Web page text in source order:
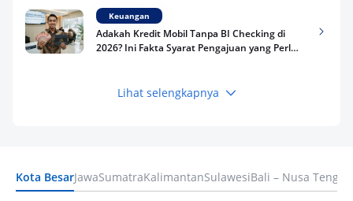
Keuangan
Adakah Kredit Mobil Tanpa BI Checking di
2026? Ini Fakta Syarat Pengajuan yang Perlu
Keuangan
Keuangan
Lihat selengkapnya
Kota BesarJawaSumatraKalimantanSulawesiBali – Nusa